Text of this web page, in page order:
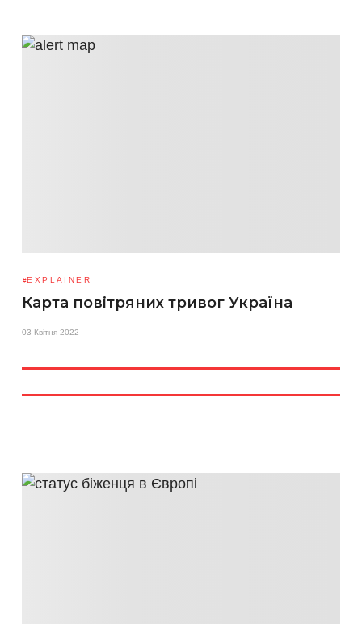
EXPLAINER
Карта повітряних тривог Україна
03 Квітня 2022